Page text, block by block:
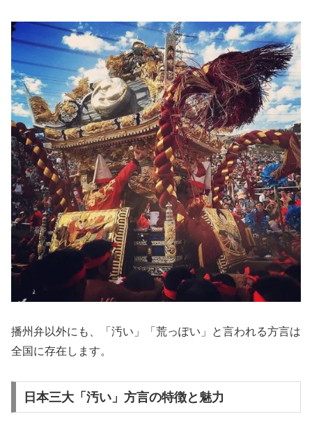
播州弁以外にも、「汚い」「荒っぽい」と言われる方言は
全国に存在します。
日本三大「汚い」方言の特徴と魅力